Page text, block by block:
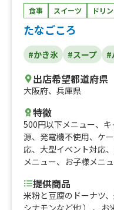
食事 スイーツ ドリ
たなごころ
#かき氷 #スープ #
出店希望都道府県
大阪府、 兵庫県
特徴
500円以下メニュー、
源、 発電機不使用、 ケ
応、 大型イベント対応、
メニュー、 お子様メニ
提供商品
米粉と豆腐のドーナツ
シナモンなど他 ） 、